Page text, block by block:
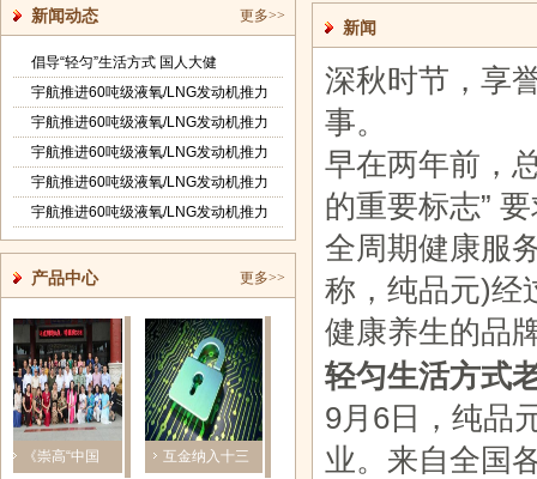
更多>>
新闻动态
倡导“轻匀”生活方式 国人大健
宇航推进60吨级液氧/LNG发动机推力
宇航推进60吨级液氧/LNG发动机推力
宇航推进60吨级液氧/LNG发动机推力
宇航推进60吨级液氧/LNG发动机推力
宇航推进60吨级液氧/LNG发动机推力
更多>>
产品中心
《崇高“中国
互金纳入十三
摸爬滚打20
重磅！亿欧智
新闻
深秋时节，享
事。
早在两年前，
的重要标志”
全周期健康服
称，纯品元)经
健康养生的品
轻匀生活方式
9月6日，纯品
业。来自全国